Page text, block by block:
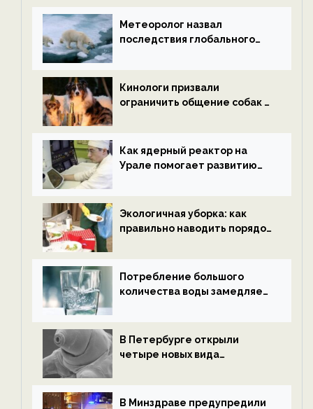
Метеоролог назвал
последствия глобального
ECOportal
Кинологи призвали
ограничить общение собак с
ECOportal
Как ядерный реактор на
Урале помогает развитию
ECOportal
Экологичная уборка: как
правильно наводить порядок
Потребление большого
количества воды замедляет
В Петербурге открыли
четыре новых вида
экологии на ECOportal
В Минздраве предупредили